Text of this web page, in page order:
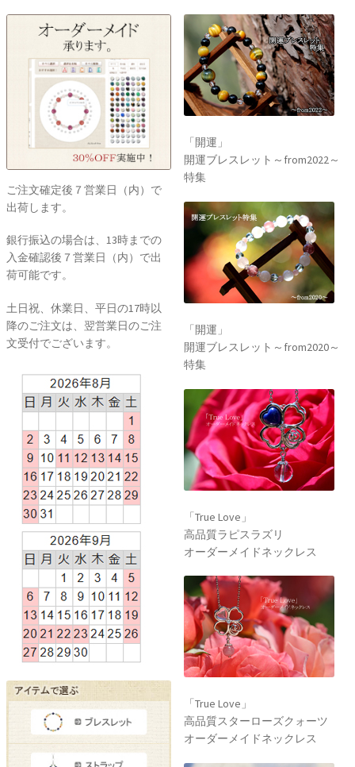
ご注文確定後７営業日（内）で
出荷します。
銀行振込の場合は、13時までの
入金確認後７営業日（内）で出
荷可能です。
土日祝、休業日、平日の17時以
降のご注文は、翌営業日のご注
文受付でございます。
「開運」
開運ブレスレット～from2022～
特集
「開運」
開運ブレスレット～from2020～
特集
「True Love」
高品質ラピスラズリ
オーダーメイドネックレス
「True Love」
高品質スターローズクォーツ
オーダーメイドネックレス